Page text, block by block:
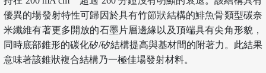
優異的場發射特性可歸因於具有竹節狀結構的鯡魚骨類型碳奈
米纖維有著更多開放的石墨片層邊緣以及頂端具有尖角形貌，
同時底部錐形的碳化矽/矽結構提高與基材間的附著力。此結果
意味著該錐狀複合結構乃一極佳場發射材料。